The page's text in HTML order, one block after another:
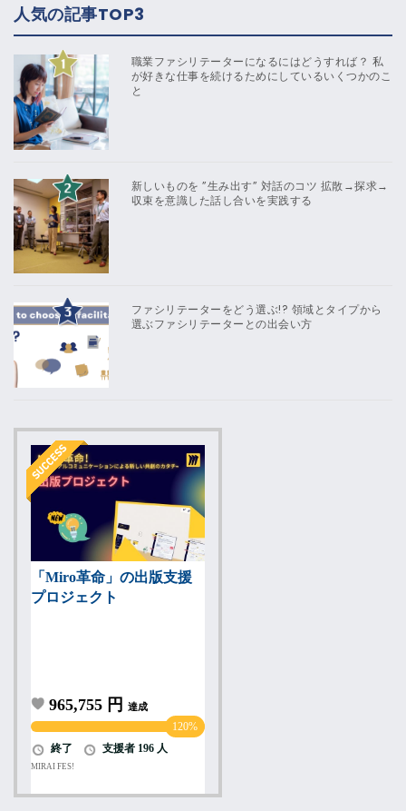
人気の記事TOP3
職業ファシリテーターになるにはどうすれば？ 私
が好きな仕事を続けるためにしているいくつかのこ
と
新しいものを ”生み出す” 対話のコツ 拡散→探求→
収束を意識した話し合いを実践する
ファシリテーターをどう選ぶ!? 領域とタイプから
選ぶファシリテーターとの出会い方